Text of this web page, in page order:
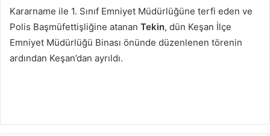
Kararname ile 1. Sınıf Emniyet Müdürlüğüne terfi eden ve
Polis Başmüfettişliğine atanan Tekin, dün Keşan İlçe
Emniyet Müdürlüğü Binası önünde düzenlenen törenin
ardından Keşan’dan ayrıldı.